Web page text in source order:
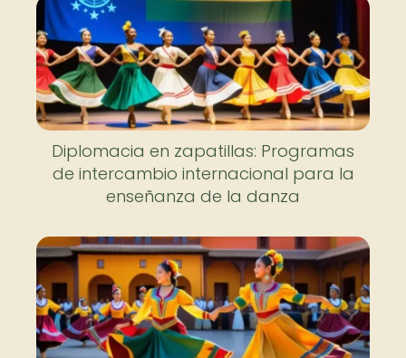
Diplomacia en zapatillas: Programas
de intercambio internacional para la
enseñanza de la danza